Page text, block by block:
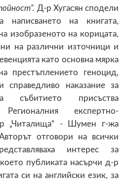
Д-р Хугасян сподели
написването на книгата,
изобразеното на корицата,
на различни източници и
като основна мярка
престъплението геноцид,
наказание за
събитието присъства
експертно-
„Читалища“ - Шумен г-жа
отговори на всички
интерес за
публиката насърчи д-р
си на английски език, за